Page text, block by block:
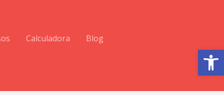
Abrir barra de herramientas
Calculadora Blog